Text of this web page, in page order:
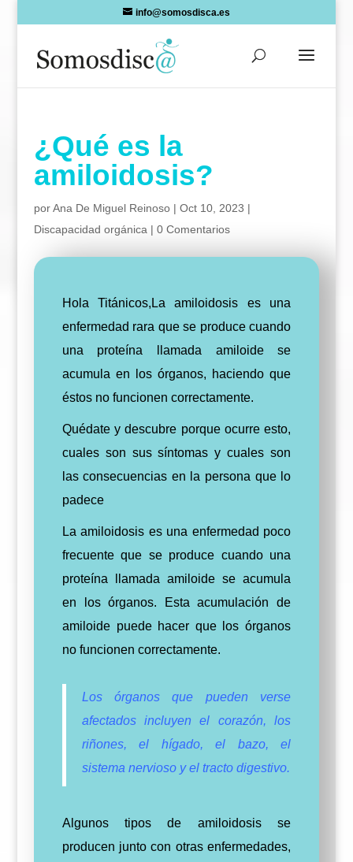
info@somosdisca.es
¿Qué es la
amiloidosis?
porAna De Miguel Reinoso| Oct 10, 2023 |
Discapacidad orgánica | 0 Comentarios
Hola Titánicos,La amiloidosis es una
enfermedad rara que se produce cuando
una proteína llamada amiloide se
acumula en los órganos, haciendo que
éstos no funcionen correctamente.
Quédate y descubre porque ocurre esto,
cuales son sus síntomas y cuales son
las consecuencias en la persona que lo
padece
La amiloidosis es una enfermedad poco
frecuente que se produce cuando una
proteína llamada amiloide se acumula
en los órganos. Esta acumulación de
amiloide puede hacer que los órganos
no funcionen correctamente.
Los órganos que pueden verse
afectados incluyen el corazón, los
riñones, el hígado, el bazo, el
sistema nervioso y el tracto digestivo.
Algunos tipos de amiloidosis se
producen junto con otras enfermedades,